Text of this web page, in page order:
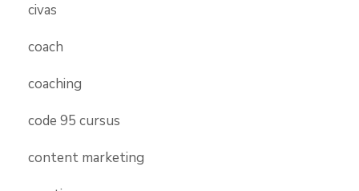
civas
coach
coaching
code 95 cursus
content marketing